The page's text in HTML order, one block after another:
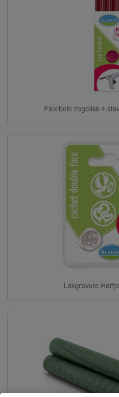
Flexibele zegellak 4
Lakgravure